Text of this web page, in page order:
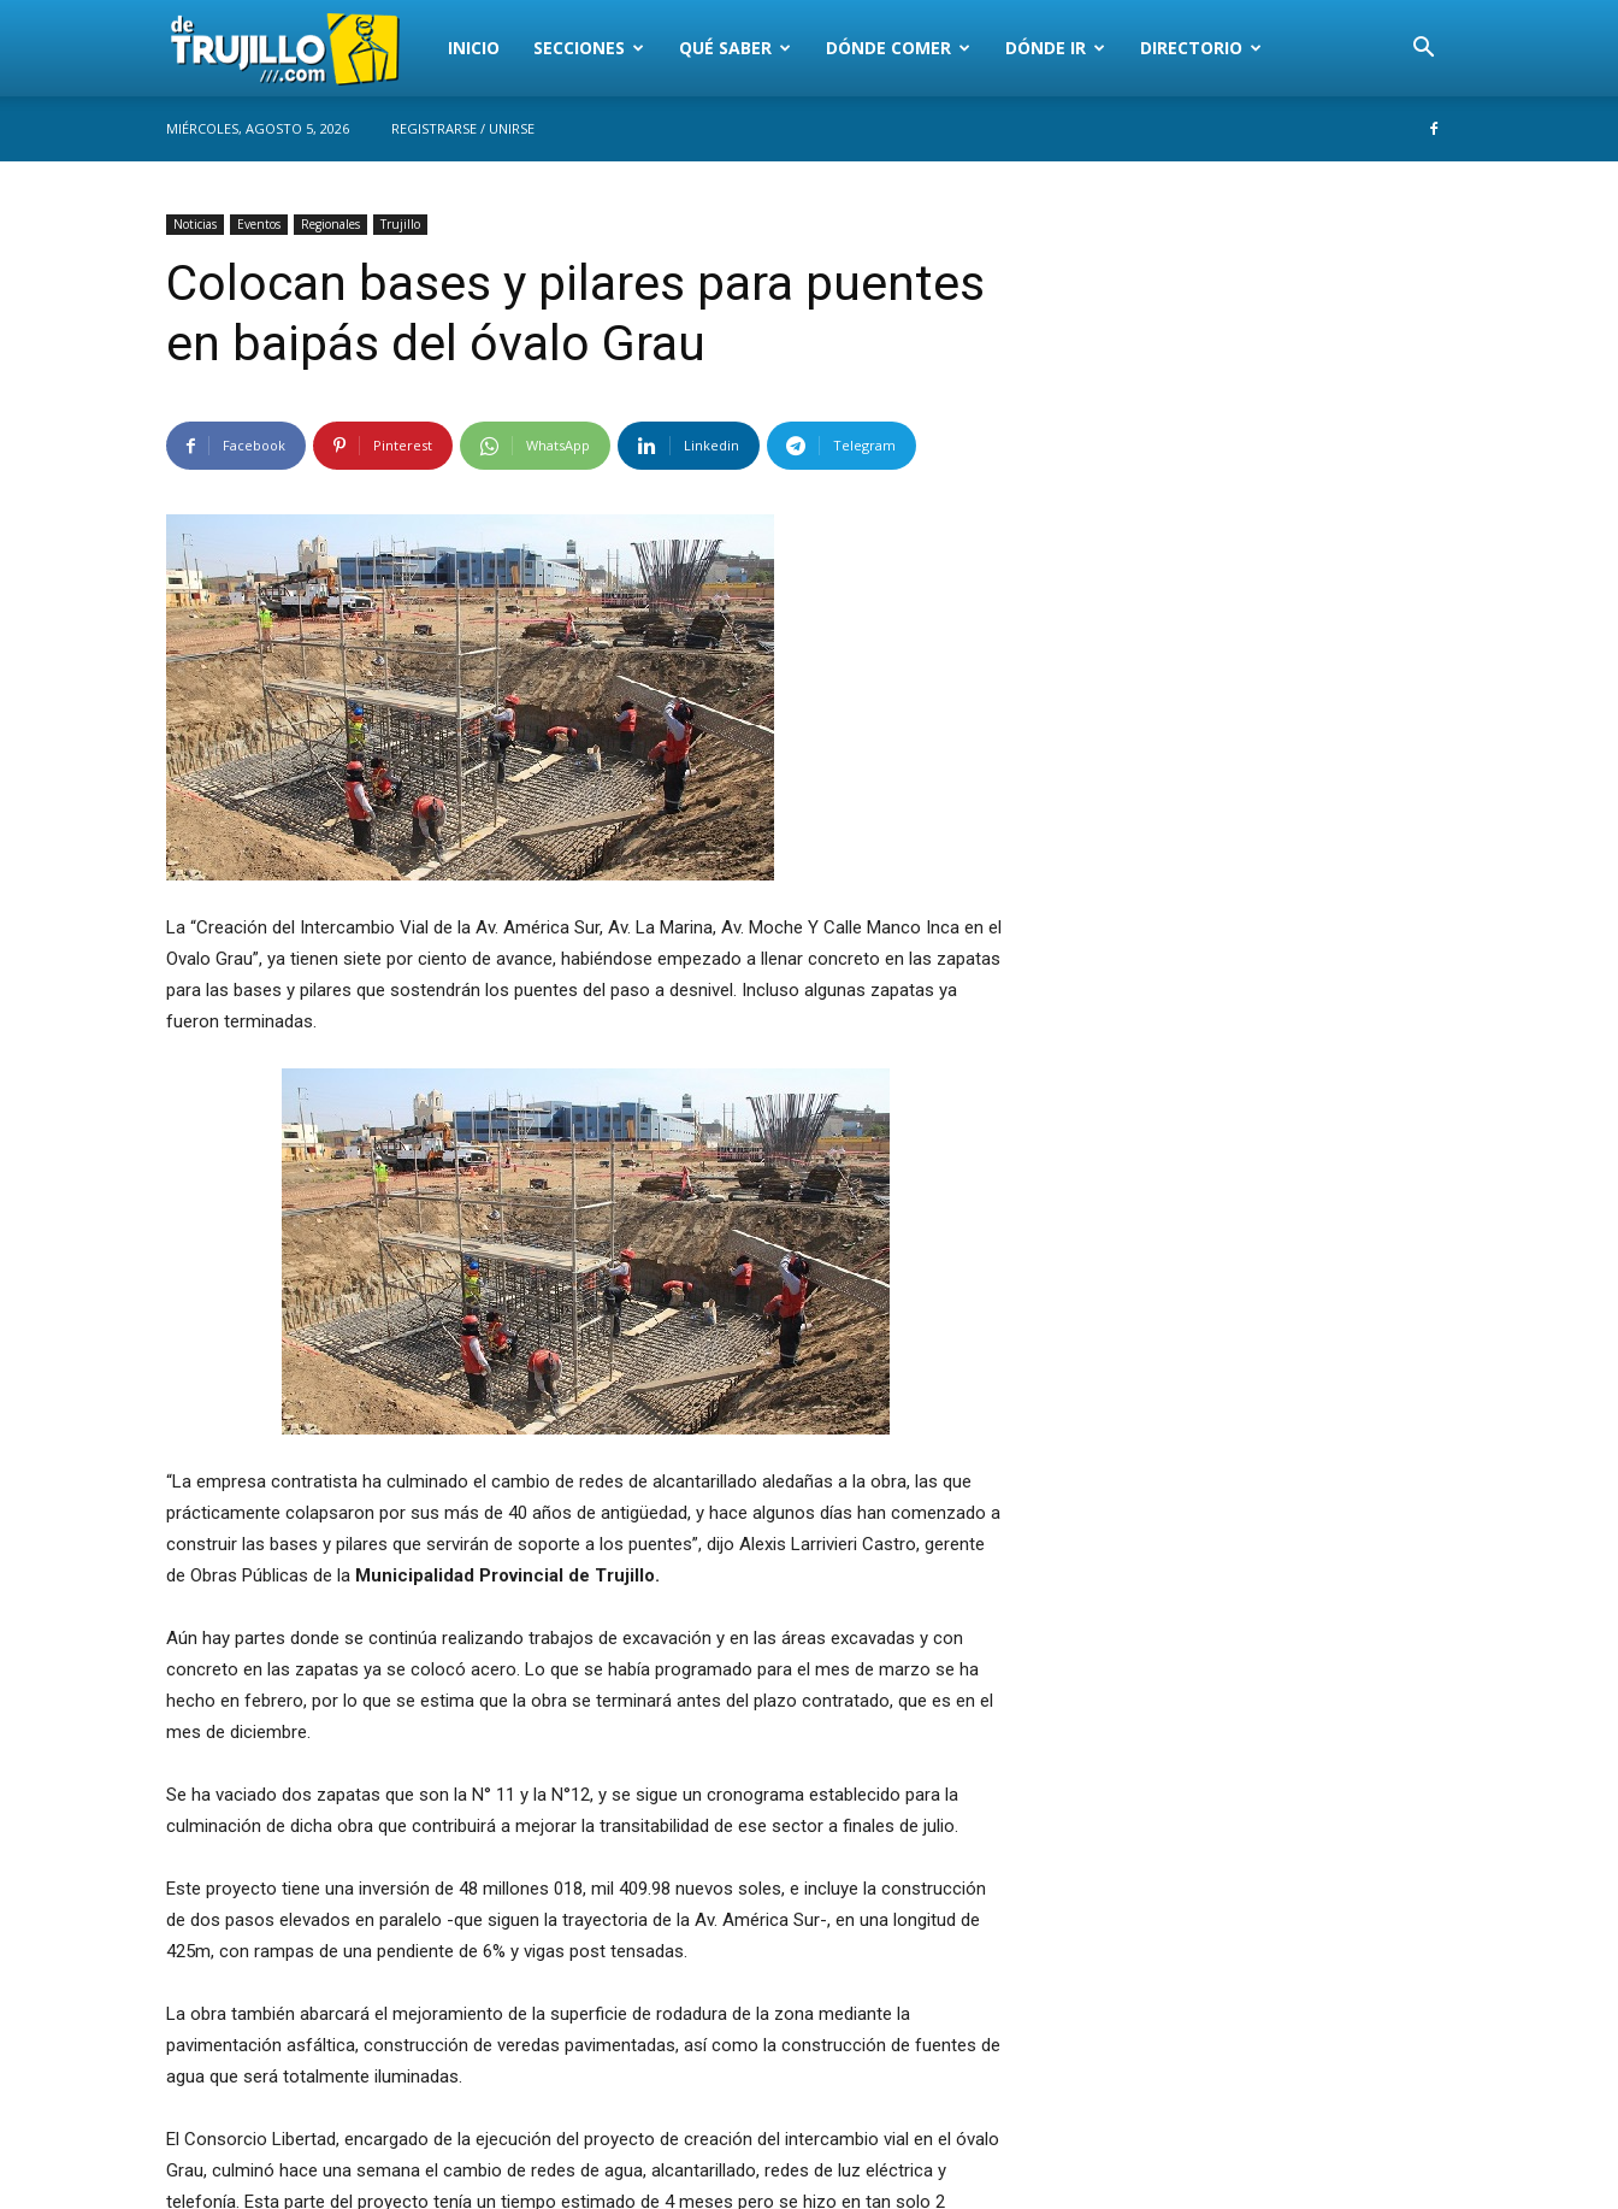
Trujillo
INICIO SECCIONES QUÉ SABER DÓNDE COMER DÓNDE IR DIRECTORIO
MIÉRCOLES, AGOSTO 5, 2026 REGISTRARSE / UNIRSE
Noticias Eventos Regionales Trujillo
Colocan bases y pilares para puentes
en baipás del óvalo Grau
Facebook Pinterest WhatsApp Linkedin Telegram
La “Creación del Intercambio Vial de la Av. América Sur, Av. La Marina, Av. Moche Y Calle Manco Inca en el
Ovalo Grau”, ya tienen siete por ciento de avance, habiéndose empezado a llenar concreto en las zapatas
para las bases y pilares que sostendrán los puentes del paso a desnivel. Incluso algunas zapatas ya
fueron terminadas.
“La empresa contratista ha culminado el cambio de redes de alcantarillado aledañas a la obra, las que
prácticamente colapsaron por sus más de 40 años de antigüedad, y hace algunos días han comenzado a
construir las bases y pilares que servirán de soporte a los puentes”, dijo Alexis Larrivieri Castro, gerente
de Obras Públicas de la Municipalidad Provincial de Trujillo.
Aún hay partes donde se continúa realizando trabajos de excavación y en las áreas excavadas y con
concreto en las zapatas ya se colocó acero. Lo que se había programado para el mes de marzo se ha
hecho en febrero, por lo que se estima que la obra se terminará antes del plazo contratado, que es en el
mes de diciembre.
Se ha vaciado dos zapatas que son la N° 11 y la N°12, y se sigue un cronograma establecido para la
culminación de dicha obra que contribuirá a mejorar la transitabilidad de ese sector a finales de julio.
Este proyecto tiene una inversión de 48 millones 018, mil 409.98 nuevos soles, e incluye la construcción
de dos pasos elevados en paralelo -que siguen la trayectoria de la Av. América Sur-, en una longitud de
425m, con rampas de una pendiente de 6% y vigas post tensadas.
La obra también abarcará el mejoramiento de la superficie de rodadura de la zona mediante la
pavimentación asfáltica, construcción de veredas pavimentadas, así como la construcción de fuentes de
agua que será totalmente iluminadas.
El Consorcio Libertad, encargado de la ejecución del proyecto de creación del intercambio vial en el óvalo
Grau, culminó hace una semana el cambio de redes de agua, alcantarillado, redes de luz eléctrica y
telefonía. Esta parte del proyecto tenía un tiempo estimado de 4 meses pero se hizo en tan solo 2